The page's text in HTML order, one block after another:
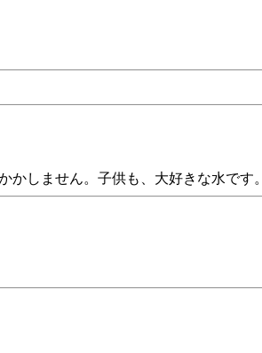
しません。子供も、大好きな水です。